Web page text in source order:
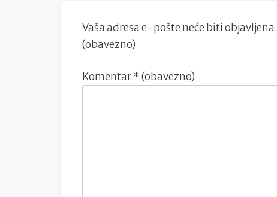
Vaša adresa e-pošte neće biti objavljena.
(obavezno)
Komentar* (obavezno)